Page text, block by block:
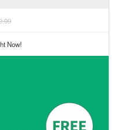
Now!